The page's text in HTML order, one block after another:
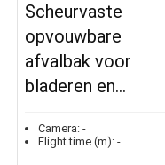
Scheurvaste
opvouwbare
afvalbak voor
bladeren en…
Camera: -
Flight time (m): -